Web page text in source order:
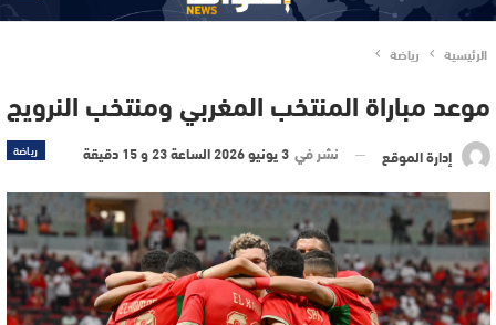
الرئيسية رياضة
موعد مباراة المنتخب المغربي ومنتخب النرويج
رياضة إدارة الموقع نشر في 3 يونيو 2026 الساعة 23 و 15 دقيقة